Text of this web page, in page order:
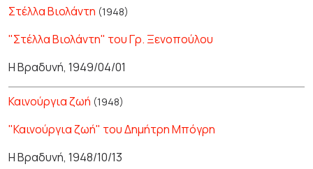
Στέλλα Βιολάντη (1948)
"Στέλλα Βιολάντη" του Γρ. Ξενοπούλου
Η Βραδυνή, 1949/04/01
Καινούργια ζωή (1948)
"Καινούργια ζωή" του Δημήτρη Μπόγρη
Η Βραδυνή, 1948/10/13